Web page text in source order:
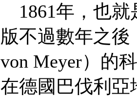
1861年，也就
版不過數年之後
von Meyer）的
在德國巴伐利